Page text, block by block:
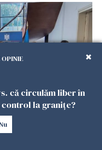
alte urgențe?
promite
OPINIE
că circulăm liber în
control la granițe?